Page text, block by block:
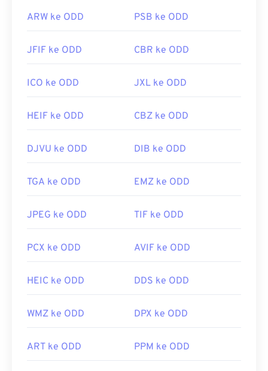
ARW ke ODD PSB ke ODD
JFIF ke ODD CBR ke ODD
ICO ke ODD JXL ke ODD
HEIF ke ODD CBZ ke ODD
DJVU ke ODD DIB ke ODD
TGA ke ODD EMZ ke ODD
JPEG ke ODD TIF ke ODD
PCX ke ODD AVIF ke ODD
HEIC ke ODD DDS ke ODD
WMZ ke ODD DPX ke ODD
ART ke ODD PPM ke ODD